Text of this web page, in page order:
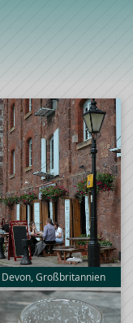
Devon, Großbritannien